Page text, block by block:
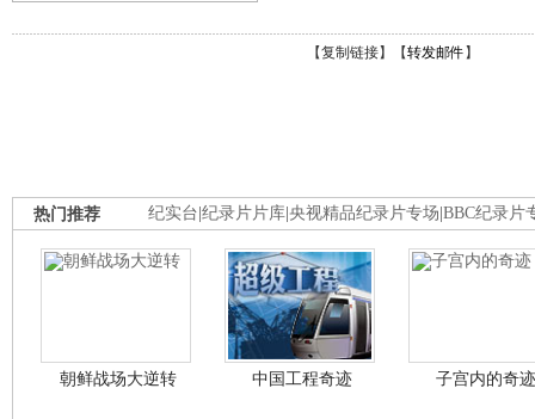
【复制链接】【转发邮件 】
纪实台 纪录片片库 央视精品纪录片专场 BBC纪录片
热门推荐
朝鲜战场大逆转 中国工程奇迹 子宫内的奇迹